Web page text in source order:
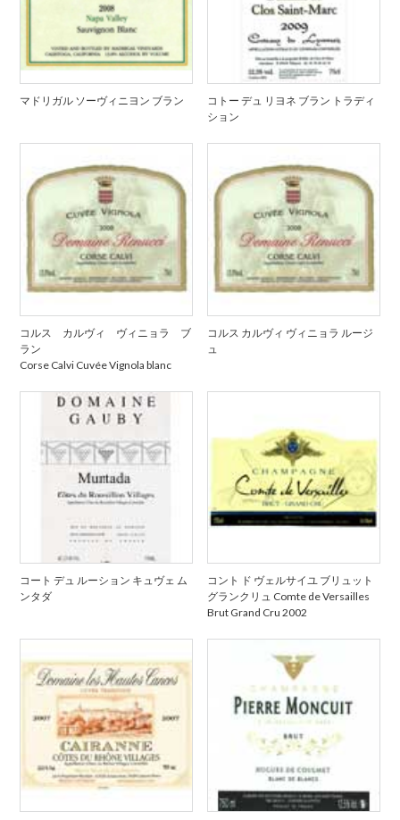
マドリガル ソーヴィニヨン ブラン
コトー デュ リヨネ ブラン トラディ
ション
コルス カルヴィ ヴィニョラ ブ
ラン
Corse Calvi Cuvée Vignola blanc
コルス カルヴィ ヴィニョラ ルージ
ュ
コート デュ ルーション キュヴェ ム
ンタダ
コント ド ヴェルサイユ ブリュット
グランクリュ Comte de Versailles
Brut Grand Cru 2002